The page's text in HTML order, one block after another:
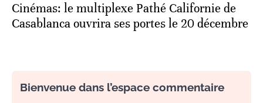
Cinémas: le multiplexe Pathé Californie de
Casablanca ouvrira ses portes le 20 décembre
Bienvenue dans l’espace commentaire